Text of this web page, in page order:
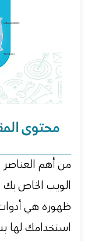
محتوى
من أهم
الويب الخاص
ظهوره هي
استخدامك لها